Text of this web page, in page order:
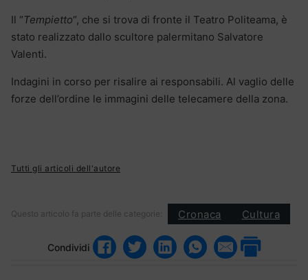
Il “Tempietto“, che si trova di fronte il Teatro Politeama, è
stato realizzato dallo scultore palermitano Salvatore
Valenti.
Indagini in corso per risalire ai responsabili. Al vaglio delle
forze dell’ordine le immagini delle telecamere della zona.
Tutti gli articoli dell'autore
Questo articolo fa parte delle categorie: Cronaca Cultura
Condividi